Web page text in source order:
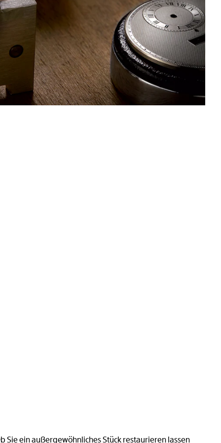
Sie ein außergewöhnliches Stück restaurieren lassen